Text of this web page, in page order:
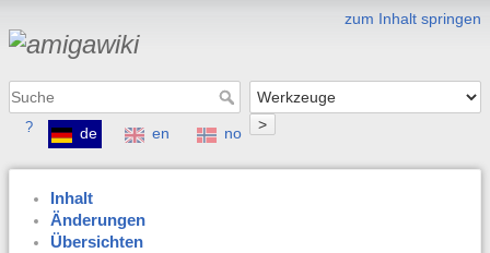
zum Inhalt springen
>
? de en no
Inhalt
Änderungen
Übersichten